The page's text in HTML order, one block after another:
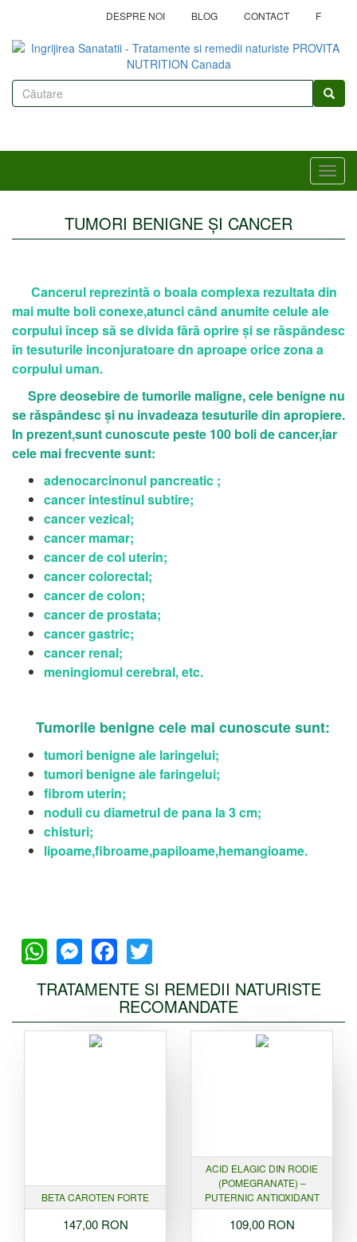
conţinutul
principal
DESPRE NOI BLOG CONTACT F
Formular
căutare
TUMORI BENIGNE ȘI CANCER
Cancerul reprezintă o boala complexa rezultata din
mai multe boli conexe,atunci când anumite celule ale
corpului încep să se divida fără oprire și se răspândesc
în tesuturile inconjuratoare dn aproape orice zona a
corpului uman.
Spre deosebire de tumorile maligne, cele benigne nu
se răspândesc și nu invadeaza tesuturile din apropiere.
In prezent,sunt cunoscute peste 100 boli de cancer,iar
cele mai frecvente sunt:
adenocarcinonul pancreatic ;
cancer intestinul subtire;
cancer vezical;
cancer mamar;
cancer de col uterin;
cancer colorectal;
cancer de colon;
cancer de prostata;
cancer gastric;
cancer renal;
meningiomul cerebral, etc.
Tumorile benigne cele mai cunoscute sunt:
tumori benigne ale laringelui;
tumori benigne ale faringelui;
fibrom uterin;
noduli cu diametrul de pana la 3 cm;
chisturi;
lipoame,fibroame,papiloame,hemangioame.
WhatsApp
Messenger
Facebook
TRATAMENTE SI REMEDII NATURISTE
RECOMANDATE
BETA CAROTEN FORTE
147,00 RON
ACID ELAGIC DIN RODIE
(POMEGRANATE) –
PUTERNIC ANTIOXIDANT
109,00 RON